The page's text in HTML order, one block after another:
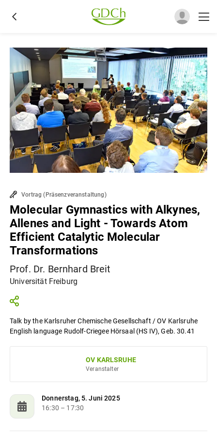
Vortrag (Präsenzveranstaltung)
Molecular Gymnastics with Alkynes,
Allenes and Light - Towards Atom
Efficient Catalytic Molecular
Transformations
Prof. Dr. Bernhard Breit
Universität Freiburg
Talk by the Karlsruher Chemische Gesellschaft / OV Karlsruhe
English language Rudolf-Criegee Hörsaal (HS IV), Geb. 30.41
Veranstalter
OV KARLSRUHE
Donnerstag, 5. Juni 2025
16:30 – 17:30